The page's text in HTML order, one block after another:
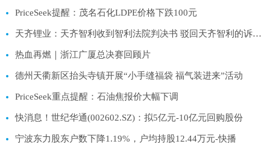
PriceSeek提醒：茂名石化LDPE价格下跌100元
天齐锂业：天齐智利收到智利法院判决书 驳回天齐智利的诉讼请求
热血再燃｜浙江广厦总决赛回顾片
德州天衢新区抬头寺镇开展“小手缝福袋 福气装进来”活动
PriceSeek重点提醒：石油焦报价大幅下调
快消息！世纪华通(002602.SZ)：拟5亿元-10亿元回购股份
宁波东力股东户数下降1.19%，户均持股12.44万元-快播